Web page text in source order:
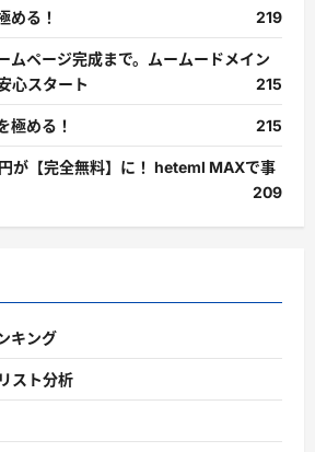
める！ 219
ムページ完成まで。ムームードメイン
心スタート
215
極める！ 215
が【完全無料】に！ heteml MAXで事
209
キング
スト分析